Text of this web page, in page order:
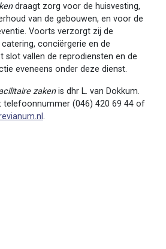
draagt zorg voor de huisvesting,
van de gebouwen, en voor de
Voorts verzorgt zij de
conciërgerie en de
slot vallen de reprodiensten en de
eveneens onder deze dienst.
zakenis dhr L. van Dokkum.
telefoonnummer (046) 420 69 44 of
.